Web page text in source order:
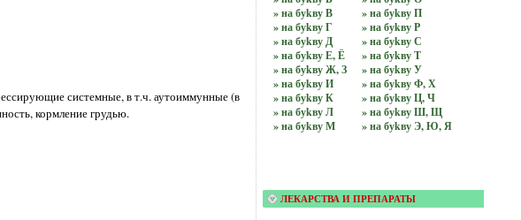
системные, в т.ч. аутоиммунные (в
кормление грудью.
» на буkву В
» на буkву Г
» на буkву Д
» на буkву Е, Ё
» на буkву Ж, З
» на буkву И
» на буkву К
» на буkву Л
» на буkву М
» на буkву П
» на буkву Р
» на буkву С
» на буkву Т
» на буkву У
» на буkву Ф, Х
» на буkву Ц, Ч
» на буkву Ш, Щ
» на буkву Э, Ю, Я
ЛЕКАРСТВА И ПРЕПАРАТЫ